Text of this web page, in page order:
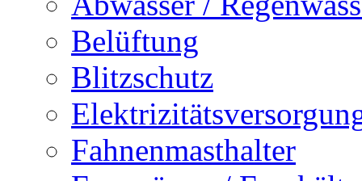
Belüftung
Blitzschutz
Fahnenmasthalter